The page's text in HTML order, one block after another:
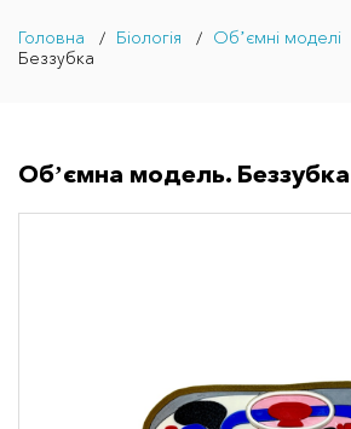
Головна Біологія Обʼємні моделі
Беззубка
Обʼємна модель. Беззубка